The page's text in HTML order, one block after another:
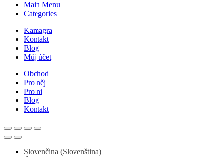
Main Menu
Categories
Kamagra
Kontakt
Blog
Můj účet
Obchod
Pro něj
Pro ni
Blog
Kontakt
Slovenčina (Slovenština)